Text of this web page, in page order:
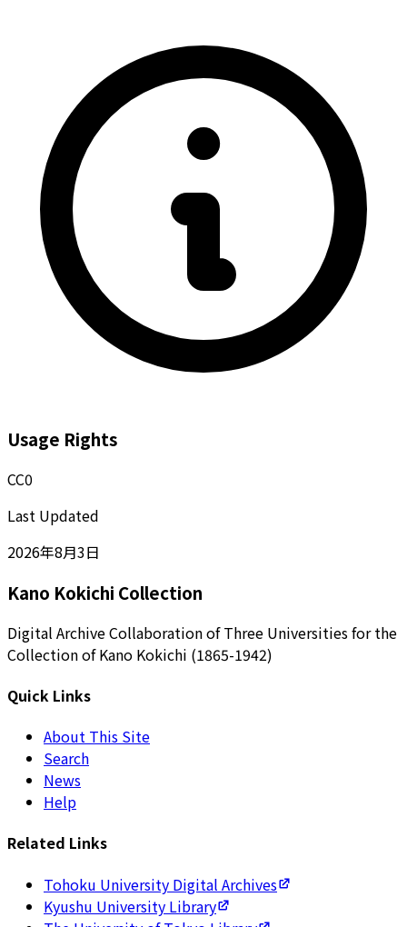
Usage Rights
CC0
Last Updated
2026年8月3日
Kano Kokichi Collection
Digital Archive Collaboration of Three Universities for the
Collection of Kano Kokichi (1865-1942)
Quick Links
About This Site
Search
News
Help
Related Links
Tohoku University Digital Archives
Kyushu University Library